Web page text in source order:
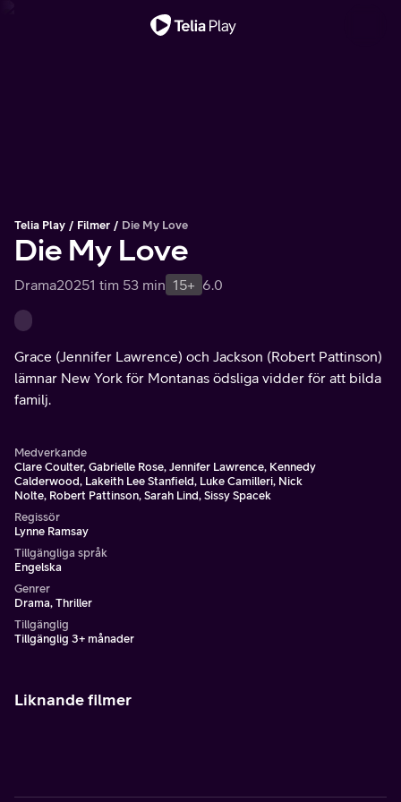
Telia Play Filmer Die My Love
Die My Love
Drama20251 tim 53 min 15+ 6.0
Grace (Jennifer Lawrence) och Jackson (Robert Pattinson)
lämnar New York för Montanas ödsliga vidder för att bilda
familj.
Medverkande
Clare Coulter, Gabrielle Rose, Jennifer Lawrence, Kennedy
Calderwood, Lakeith Lee Stanfield, Luke Camilleri, Nick
Nolte, Robert Pattinson, Sarah Lind, Sissy Spacek
Regissör
Lynne Ramsay
Tillgängliga språk
Engelska
Genrer
Drama, Thriller
Tillgänglig
Tillgänglig 3+ månader
Liknande filmer